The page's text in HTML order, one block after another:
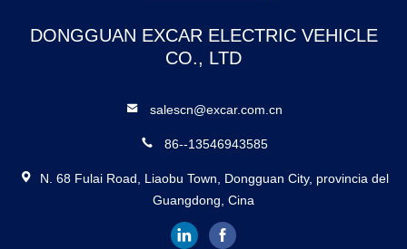
DONGGUAN EXCAR ELECTRIC VEHICLE
CO., LTD
salescn@excar.com.cn
86--13546943585
N. 68 Fulai Road, Liaobu Town, Dongguan City, provincia del
Guangdong, Cina